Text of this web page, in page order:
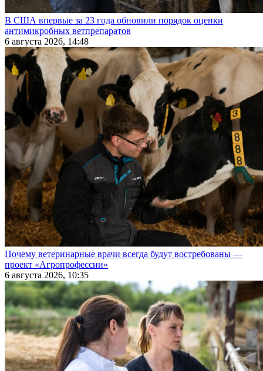
В США впервые за 23 года обновили порядок оценки
антимикробных ветпрепаратов
6 августа 2026, 14:48
Почему ветеринарные врачи всегда будут востребованы —
проект «Агропрофессии»
6 августа 2026, 10:35